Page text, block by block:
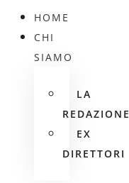
HOME
CHI
SIAMO
LA
REDAZIONE
EX
DIRETTORI